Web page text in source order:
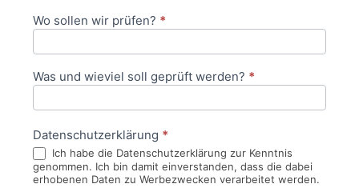
Wo sollen wir prüfen? *
Was und wieviel soll geprüft werden? *
Datenschutzerklärung *
Ich habe die Datenschutzerklärung zur Kenntnis
genommen. Ich bin damit einverstanden, dass die dabei
erhobenen Daten zu Werbezwecken verarbeitet werden.